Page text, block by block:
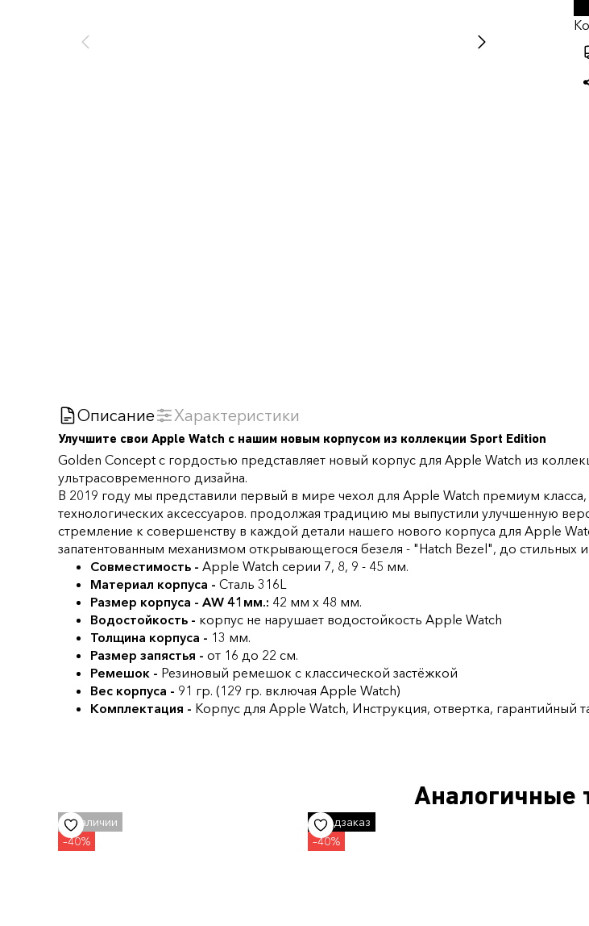
Описание Характеристики
Улучшите свои Apple Watch с нашим новым корпусом из коллекции Sport Edition
Golden Concept с гордостью представляет новый корпус для Apple Watch из
ультрасовременного дизайна.
В 2019 году мы представили первый в мире чехол для Apple Watch премиум
технологических аксессуаров. продолжая традицию мы выпустили улучшенную
стремление к совершенству в каждой детали нашего нового корпуса для Apple
запатентованным механизмом открывающегося безеля - "Hatch Bezel", до стильных
Совместимость - Apple Watch серии 7, 8, 9 - 45 мм.
Материал корпуса - Сталь 316L
Размер корпуса - AW 41мм.: 42 мм х 48 мм.
Водостойкость - корпус не нарушает водостойкость Apple Watch
Толщина корпуса - 13 мм.
Размер запястья - от 16 до 22 см.
Ремешок - Резиновый ремешок с классической застёжкой
Вес корпуса - 91 гр. (129 гр. включая Apple Watch)
Комплектация - Корпус для Apple Watch, Инструкция, отвертка, гарантийный
Аналогичные